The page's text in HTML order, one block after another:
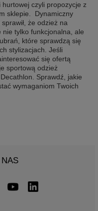
czyli propozycje z
sklepie. Dynamiczny
że odzież na
nie tylko funkcjonalna, ale
które sprawdzą się
stylizacjach. Jeśli
się ofertą
sportową odzież
Sprawdź, jakie
wymaganiom Twoich